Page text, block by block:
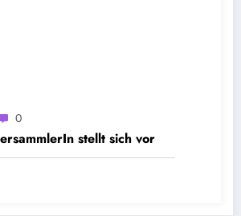
0
stellt sich vor